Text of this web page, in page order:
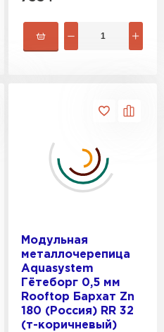
Модульная
металлочерепица
Aquasystem
Гётеборг 0,5 мм
Rooftop Бархат Zn
180 (Россия) RR 32
(т-коричневый)